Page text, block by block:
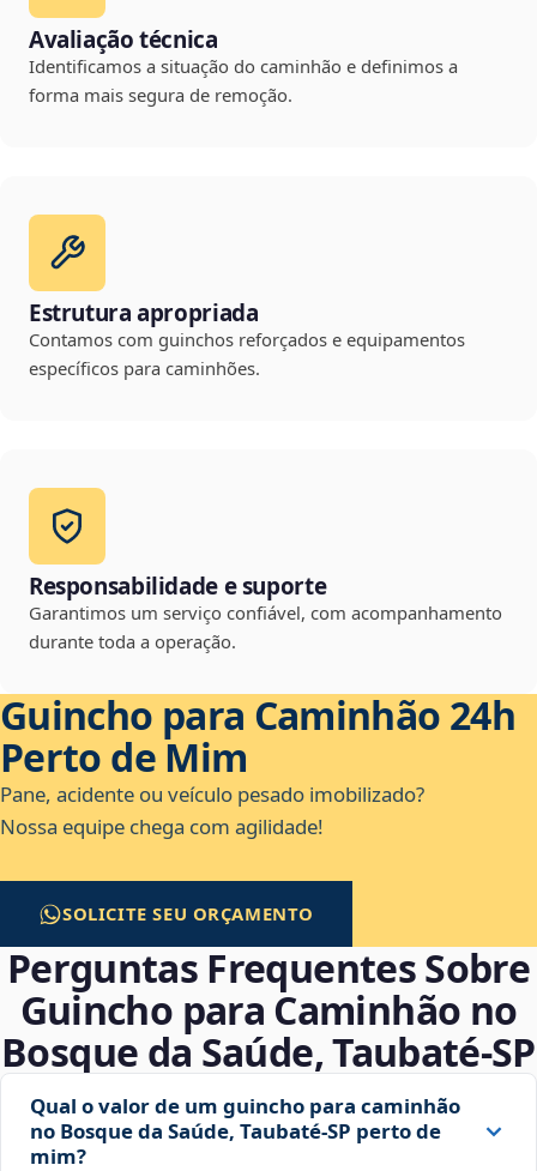
Avaliação técnica
Identificamos a situação do caminhão e definimos a
forma mais segura de remoção.
Estrutura apropriada
Contamos com guinchos reforçados e equipamentos
específicos para caminhões.
Responsabilidade e suporte
Garantimos um serviço confiável, com acompanhamento
durante toda a operação.
Guincho para Caminhão 24h
Perto de Mim
Pane, acidente ou veículo pesado imobilizado?
Nossa equipe chega com agilidade!
SOLICITE SEU ORÇAMENTO
Perguntas Frequentes Sobre
Guincho para Caminhão no
Bosque da Saúde, Taubaté‑SP
Qual o valor de um guincho para caminhão
no Bosque da Saúde, Taubaté‑SP perto de
mim?